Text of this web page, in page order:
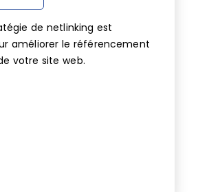
de netlinking est
améliorer le référencement
votre site web.